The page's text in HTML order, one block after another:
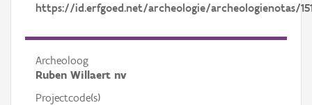
https://id.erfgoed.net/archeologie/archeologienotas/
Archeoloog
Ruben Willaert nv
Projectcode(s)